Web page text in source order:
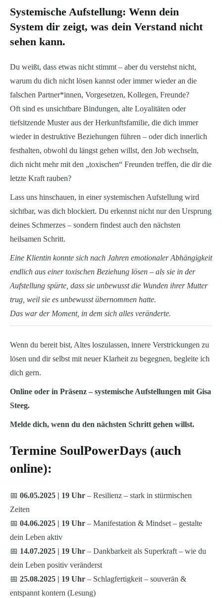
Systemische Aufstellung: Wenn dein
System dir zeigt, was dein Verstand nicht
sehen kann.
Du weißt, dass etwas nicht stimmt – aber du verstehst nicht,
warum du dich nicht lösen kannst oder immer wieder an die
falschen Partner*innen, Vorgesetzen, Kollegen, Freunde?
Oft sind es unsichtbare Bindungen, alte Loyalitäten oder
tiefsitzende Muster aus der Herkunftsfamilie, die dich immer
wieder in destruktive Beziehungen führen – oder dich innerlich
festhalten, obwohl du längst gehen willst, den Job wechseln,
dich nicht mehr mit den „toxischen“ Freunden treffen, die dir die
letzte Kraft rauben?
Lass uns hinschauen, in einer systemischen Aufstellung wird
sichtbar, was dich blockiert. Du erkennst nicht nur den Ursprung
deines Schmerzes – sondern findest auch den nächsten
heilsamen Schritt.
Eine Klientin konnte sich nach Jahren emotionaler Abhängigkeit
endlich aus einer toxischen Beziehung lösen – als sie in der
Aufstellung spürte, dass sie unbewusst die Wunden ihrer Mutter
trug, weil sie es unbewusst übernommen hatte.
Das war der Moment, in dem sich alles veränderte.
Wenn du bereit bist, Altes loszulassen, innere Verstrickungen zu
lösen und dir selbst mit neuer Klarheit zu begegnen, begleite ich
dich gern.
Online oder in Präsenz – systemische Aufstellungen mit Gisa
Steeg.
Melde dich, wenn du den nächsten Schritt gehen willst.
Termine SoulPowerDays (auch
online):
📅 06.05.2025 | 19 Uhr – Resilienz – stark in stürmischen
Zeiten
📅 04.06.2025 | 19 Uhr – Manifestation & Mindset – gestalte
dein Leben aktiv
📅 14.07.2025 | 19 Uhr – Dankbarkeit als Superkraft – wie du
dein Leben positiv veränderst
📅 25.08.2025 | 19 Uhr – Schlagfertigkeit – souverän &
entspannt kontern (Lesung)